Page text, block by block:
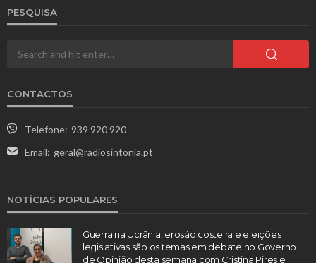
PESQUISA
CONTACTOS
Telefone: 939 920 920
Email: geral@radiosintonia.pt
NOTÍCIAS POPULARES
Guerra na Ucrânia, erosão costeira e eleições
legislativas são os temas em debate no Governo
de Opinião desta semana com Cristina Pires e